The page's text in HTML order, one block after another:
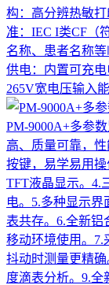
构：高分辨热敏
准：IEC I类CF（
名称、患者名称
供电：内置可充
265V宽电压输入
PM-9000A+多参
高、质量可靠，
按键，易学易用
TFT液晶显示。4.
电。5.多种显示界
表共存。6.全新铝
移动环境使用。7.
抖动时测量更精
度滴表分析。9.